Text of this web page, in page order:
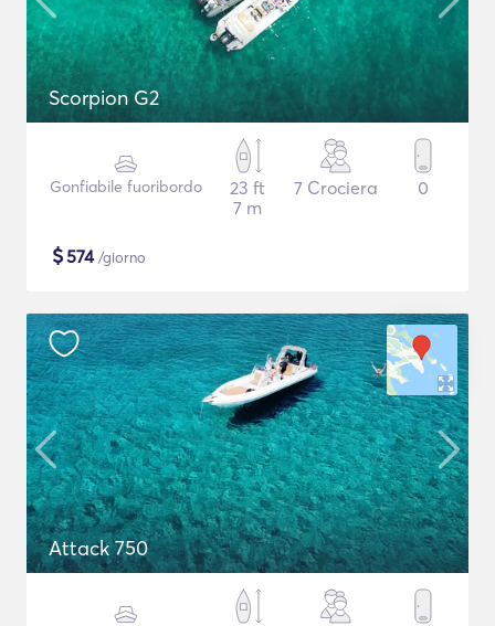
Scorpion G2
Gonfiabile fuoribordo
23 ft
7 m
7 Crociera 0
$574/giorno
Attack 750